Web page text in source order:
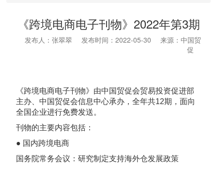
《跨境电商电子刊物》2022年第3期
发布人：张翠翠 发布时间：2022-05-30
来源：中国贸
促
《跨境电商电子刊物》由中国贸促会贸易投资促进部
主办、中国贸促会信息中心承办，全年共12期，面向
全国企业进行免费发送。
刊物的主要内容包括：
● 国内跨境电商
国务院常务会议：研究制定支持海外仓发展政策